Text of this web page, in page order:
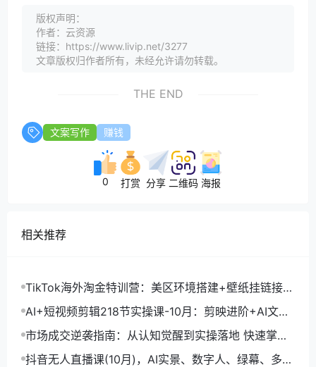
版权声明：
作者：云资源
链接：https://www.livip.net/3277
文章版权归作者所有，未经允许请勿转载。
THE END
文案写作 赚钱
0 打赏 分享 二维码 海报
相关推荐
TikTok海外淘金特训营：美区环境搭建+壁纸挂链接
+剪映数字人，月入1.5万
AI+短视频剪辑218节实操课-10月：剪映进阶+AI文案
生成+账号运营，月入2万
市场成交逆袭指南：从认知觉醒到实操落地 快速掌握
市场开拓与成交核心能力
抖音无人直播课(10月)，AI实景、数字人、绿幕、多种